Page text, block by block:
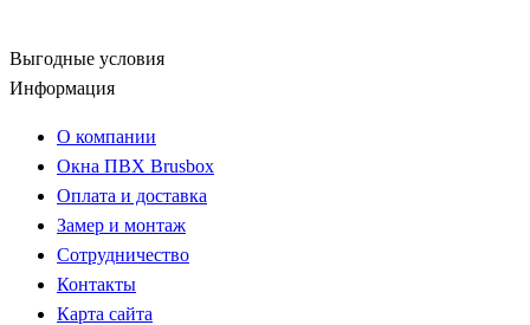
Выгодные условия
Информация
О компании
Окна ПВХ Brusbox
Оплата и доставка
Замер и монтаж
Сотрудничество
Контакты
Карта сайта